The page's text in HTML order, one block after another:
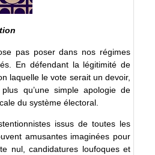
pas poser dans nos régimes
En défendant la légitimité de
laquelle le vote serait un devoir,
qu’une simple apologie de
du système électoral.
issus de toutes les
amusantes imaginées pour
nul, candidatures loufoques et